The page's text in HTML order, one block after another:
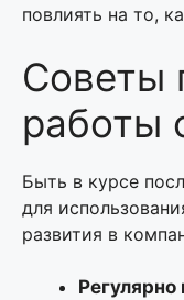
повлиять на то,
Советы
работы
Быть в курсе
для
развития в
Регулярно